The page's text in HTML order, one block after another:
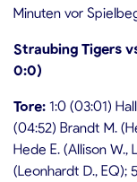
Minuten vor
Straubing Tigers
0:0)
Tore: 1:0 (03:01)
(04:52) Brandt M.
Hede E. (Allison W.,
(Leonhardt D., EQ);